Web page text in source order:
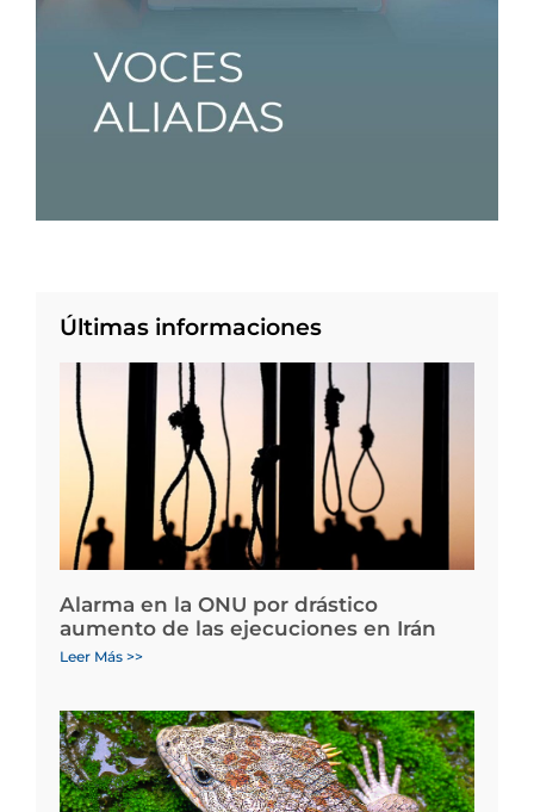
Últimas informaciones
Alarma en la ONU por drástico
aumento de las ejecuciones en Irán
Leer Más >>